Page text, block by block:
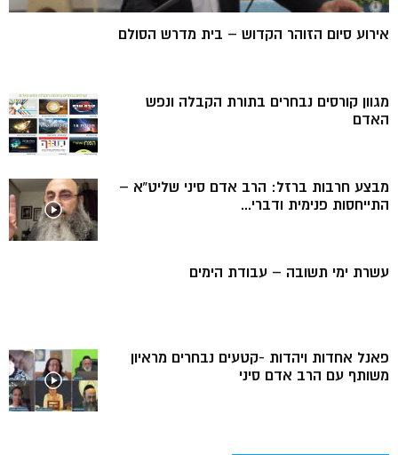
אירוע סיום הזוהר הקדוש – בית מדרש הסולם
מגוון קורסים נבחרים בתורת הקבלה ונפש
האדם
מבצע חרבות ברזל: הרב אדם סיני שליט”א –
התייחסות פנימית ודברי...
עשרת ימי תשובה – עבודת הימים
פאנל אחדות ויהדות -קטעים נבחרים מראיון
משותף עם הרב אדם סיני